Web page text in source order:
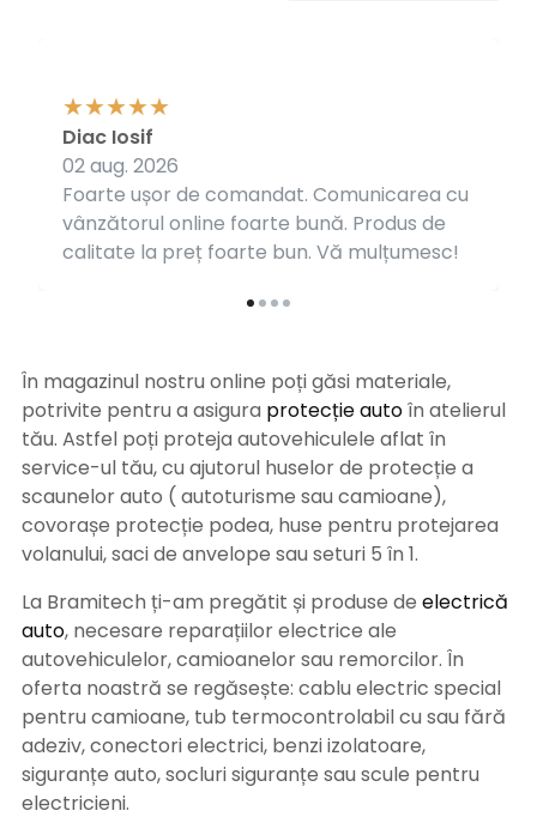
Foarte ușor de comandat. Comunicarea cu
vânzătorul online foarte bună. Produs de
calitate la preț foarte bun. Vă mulțumesc!
Diac Iosif
02 aug. 2026
În magazinul nostru online poți găsi materiale,
potrivite pentru a asigura protecție autoîn atelierul
tău. Astfel poți proteja autovehiculele aflat în
service-ul tău, cu ajutorul huselor de protecție a
scaunelor auto ( autoturisme sau camioane),
covorașe protecție podea, huse pentru protejarea
volanului, saci de anvelope sau seturi 5 în 1.
La Bramitech ți-am pregătit și produse de electrică
auto, necesare reparațiilor electrice ale
autovehiculelor, camioanelor sau remorcilor. În
oferta noastră se regăsește: cablu electric special
pentru camioane, tub termocontrolabil cu sau fără
adeziv, conectori electrici, benzi izolatoare,
siguranțe auto, socluri siguranțe sau scule pentru
electricieni.